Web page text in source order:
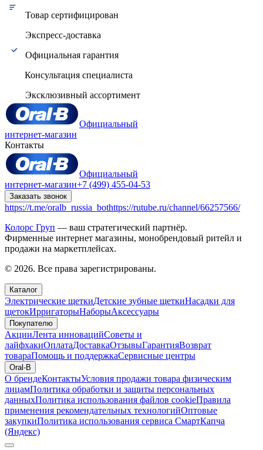
Товар сертифицирован
Экспресс-доставка
Официальная гарантия
Консультация специалиста
Эксклюзивный ассортимент
Официальный
интернет-магазин
Контакты
Официальный
интернет-магазин+7 (499) 455-04-53
Заказать звонок
https://t.me/oralb_russia_bothttps://rutube.ru/channel/66257566/
Колорс Груп — ваш стратегический партнёр.
Фирменные интернет магазины, монобрендовый ритейл и
продажи на маркетплейсах.
© 2026. Все права зарегистрированы.
Каталог
Электрические щеткиДетские зубные щеткиНасадки для
щетокИрригаторыНаборыАксессуары
Покупателю
АкцииЛента инновацийСоветы и
лайфхакиОплатаДоставкаОтзывыГарантияВозврат
товараПомощь и поддержкаСервисные центры
Oral-B
О брендеКонтактыУсловия продажи товара физическим
лицамПолитика обработки и защиты персональных
данныхПолитика использования файлов cookieПравила
применения рекомендательных технологийОптовые
закупкиПолитика использования сервиса СмартКапча
(Яндекс)